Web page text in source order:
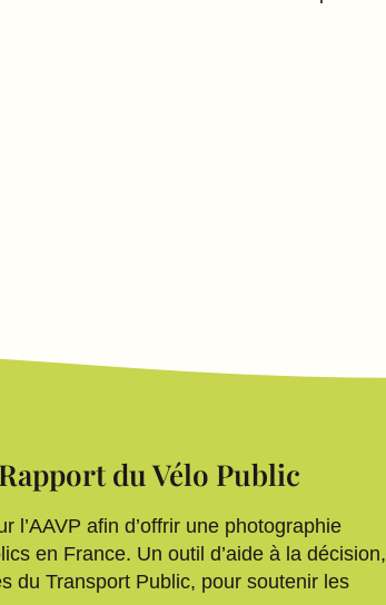
du Vélo Public
l’AAVP afin d’offrir une photographie
en France. Un outil d’aide à la décision,
du Transport Public, pour soutenir les